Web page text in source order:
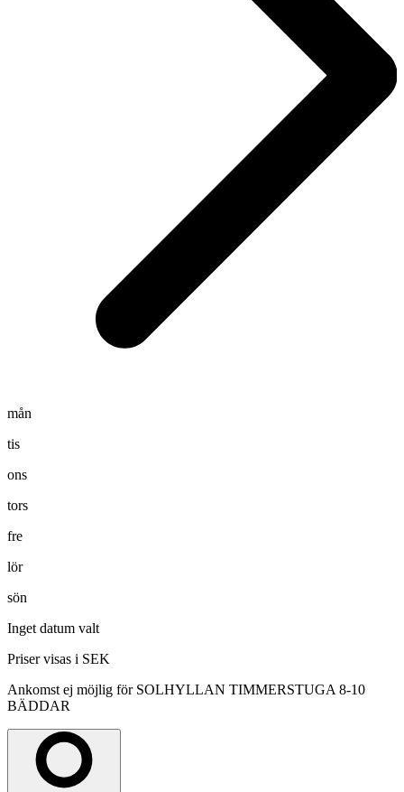
mån
tis
ons
tors
fre
lör
sön
Inget datum valt
Priser visas i SEK
Ankomst ej möjlig för SOLHYLLAN TIMMERSTUGA 8-10
BÄDDAR